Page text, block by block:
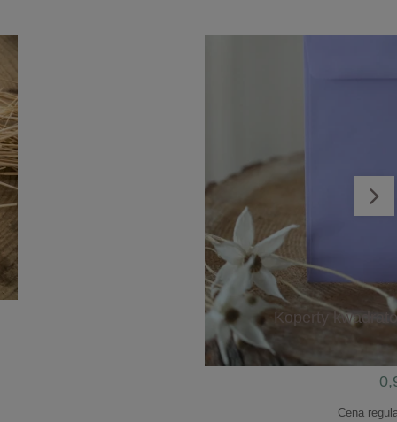
Ankieta weselna - różne rozmiary
0,99 zł
do koszyka
Koperty
Cena